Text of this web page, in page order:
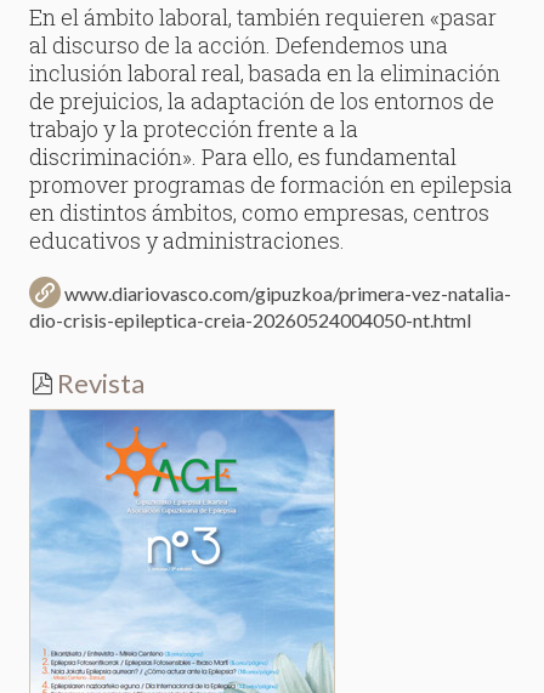
En el ámbito laboral, también requieren «pasar
al discurso de la acción. Defendemos una
inclusión laboral real, basada en la eliminación
de prejuicios, la adaptación de los entornos de
trabajo y la protección frente a la
discriminación». Para ello, es fundamental
promover programas de formación en epilepsia
en distintos ámbitos, como empresas, centros
educativos y administraciones.
www.diariovasco.com/gipuzkoa/primera-vez-natalia-
dio-crisis-epileptica-creia-20260524004050-nt.html
Revista